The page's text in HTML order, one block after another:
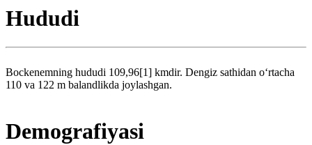
Hududi
Bockenemning hududi 109,96[1] kmdir. Dengiz sathidan oʻrtacha
110 va 122 m balandlikda joylashgan.
Demografiyasi